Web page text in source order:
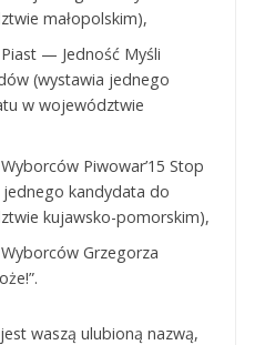
małopolskim),
— Jedność Myśli
(wystawia jednego
w województwie
Piwowar’15 Stop
kandydata do
kujawsko-pomorskim),
Grzegorza
waszą ulubioną nazwą,